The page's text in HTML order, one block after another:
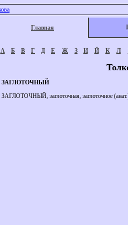
Главная
А Б В Г Д Е Ж З И Й К Л
ЗАГЛОТОЧНЫЙ
ЗАГЛОТОЧНЫЙ, заглоточная, заглоточное